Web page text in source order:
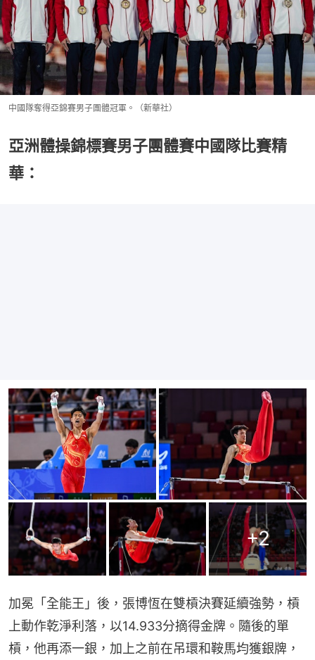
中國隊奪得亞錦賽男子團體冠軍。（新華社）
亞洲體操錦標賽男子團體賽中國隊比賽精
華：
+2
加冕「全能王」後，張博恆在雙槓決賽延續強勢，槓
上動作乾淨利落，以14.933分摘得金牌。隨後的單
槓，他再添一銀，加上之前在吊環和鞍馬均獲銀牌，